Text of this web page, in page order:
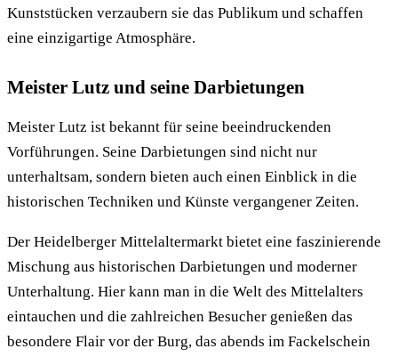
Kunststücken verzaubern sie das Publikum und schaffen
eine einzigartige Atmosphäre.
Meister Lutz und seine Darbietungen
Meister Lutz ist bekannt für seine beeindruckenden
Vorführungen. Seine Darbietungen sind nicht nur
unterhaltsam, sondern bieten auch einen Einblick in die
historischen Techniken und Künste vergangener Zeiten.
Der Heidelberger Mittelaltermarkt bietet eine faszinierende
Mischung aus historischen Darbietungen und moderner
Unterhaltung. Hier kann man in die Welt des Mittelalters
eintauchen und die zahlreichen Besucher genießen das
besondere Flair vor der Burg, das abends im Fackelschein